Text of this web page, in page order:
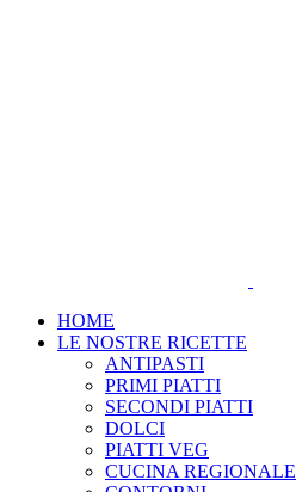
HOME
LE NOSTRE RICETTE
ANTIPASTI
PRIMI PIATTI
SECONDI PIATTI
DOLCI
PIATTI VEG
CUCINA REGIONALE